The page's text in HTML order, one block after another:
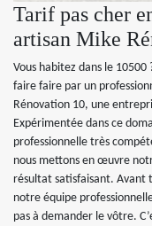
Tarif pas cher
artisan Mike
Vous habitez dans le
faire faire par un
Rénovation 10, une
Expérimentée dans ce
professionnelle très
nous mettons en œuvre
résultat satisfaisant. Avant
notre équipe
pas à demander le vôtre.